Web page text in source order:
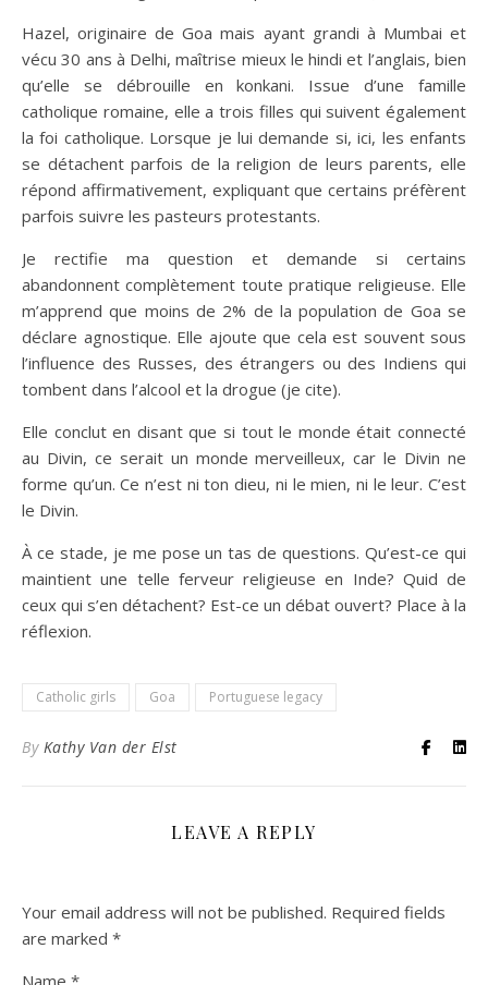
Hazel, originaire de Goa mais ayant grandi à Mumbai et
vécu 30 ans à Delhi, maîtrise mieux le hindi et l’anglais, bien
qu’elle se débrouille en konkani. Issue d’une famille
catholique romaine, elle a trois filles qui suivent également
la foi catholique. Lorsque je lui demande si, ici, les enfants
se détachent parfois de la religion de leurs parents, elle
répond affirmativement, expliquant que certains préfèrent
parfois suivre les pasteurs protestants.
Je rectifie ma question et demande si certains
abandonnent complètement toute pratique religieuse. Elle
m’apprend que moins de 2% de la population de Goa se
déclare agnostique. Elle ajoute que cela est souvent sous
l’influence des Russes, des étrangers ou des Indiens qui
tombent dans l’alcool et la drogue (je cite).
Elle conclut en disant que si tout le monde était connecté
au Divin, ce serait un monde merveilleux, car le Divin ne
forme qu’un. Ce n’est ni ton dieu, ni le mien, ni le leur. C’est
le Divin.
À ce stade, je me pose un tas de questions. Qu’est-ce qui
maintient une telle ferveur religieuse en Inde? Quid de
ceux qui s’en détachent? Est-ce un débat ouvert? Place à la
réflexion.
Catholic girls Goa Portuguese legacy
By Kathy Van der Elst
LEAVE A REPLY
Your email address will not be published. Required fields
are marked *